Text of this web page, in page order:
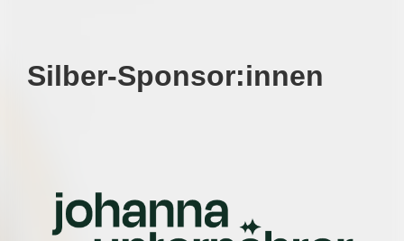
Silber-Sponsor:innen